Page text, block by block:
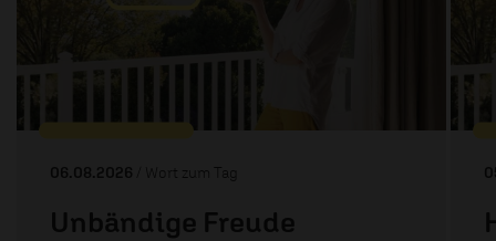
06.08.2026 / Wort zum Tag
Unbändige Freude